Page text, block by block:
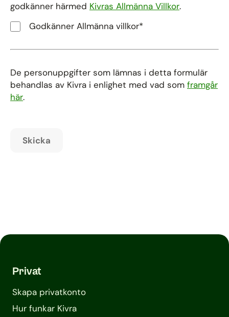
godkänner härmed Kivras Allmänna Villkor.
Godkänner Allmänna villkor*
De personuppgifter som lämnas i detta formulär
behandlas av Kivra i enlighet med vad som framgår
här.
Privat
Skapa privatkonto
Hur funkar Kivra